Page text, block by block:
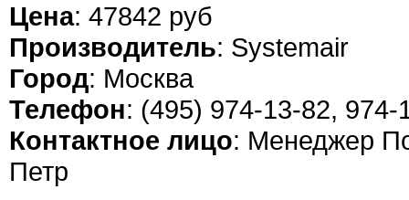
Цена: 47842 руб
Производитель: Systemair
Город: Москва
Телефон: (495) 974-13-82, 974-
Контактное лицо: Менеджер
Петр